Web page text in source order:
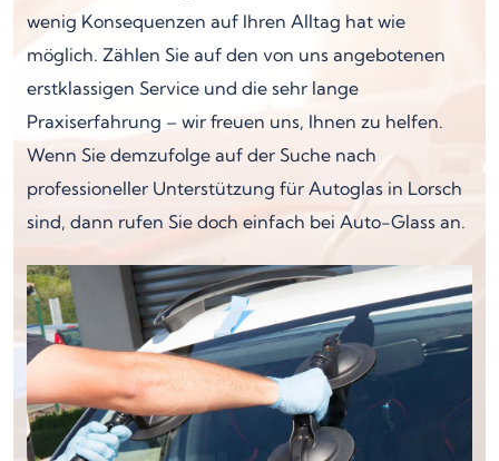
wenig Konsequenzen auf Ihren Alltag hat wie
möglich. Zählen Sie auf den von uns angebotenen
erstklassigen Service und die sehr lange
Praxiserfahrung – wir freuen uns, Ihnen zu helfen.
Wenn Sie demzufolge auf der Suche nach
professioneller Unterstützung für Autoglas in Lorsch
sind, dann rufen Sie doch einfach bei Auto-Glass an.